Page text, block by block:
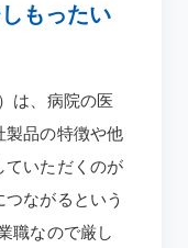
もったい
は、病院の医
製品の特徴や他
ていただくのが
ながるという
職なので厳し